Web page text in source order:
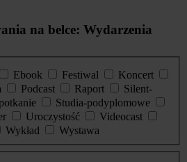
na belce: Wydarzenia
Ebook Festiwal
Koncert
Podcast Raport
Silent-
Studia-podyplomowe
Uroczystość
Videocast
Wykład
Wystawa